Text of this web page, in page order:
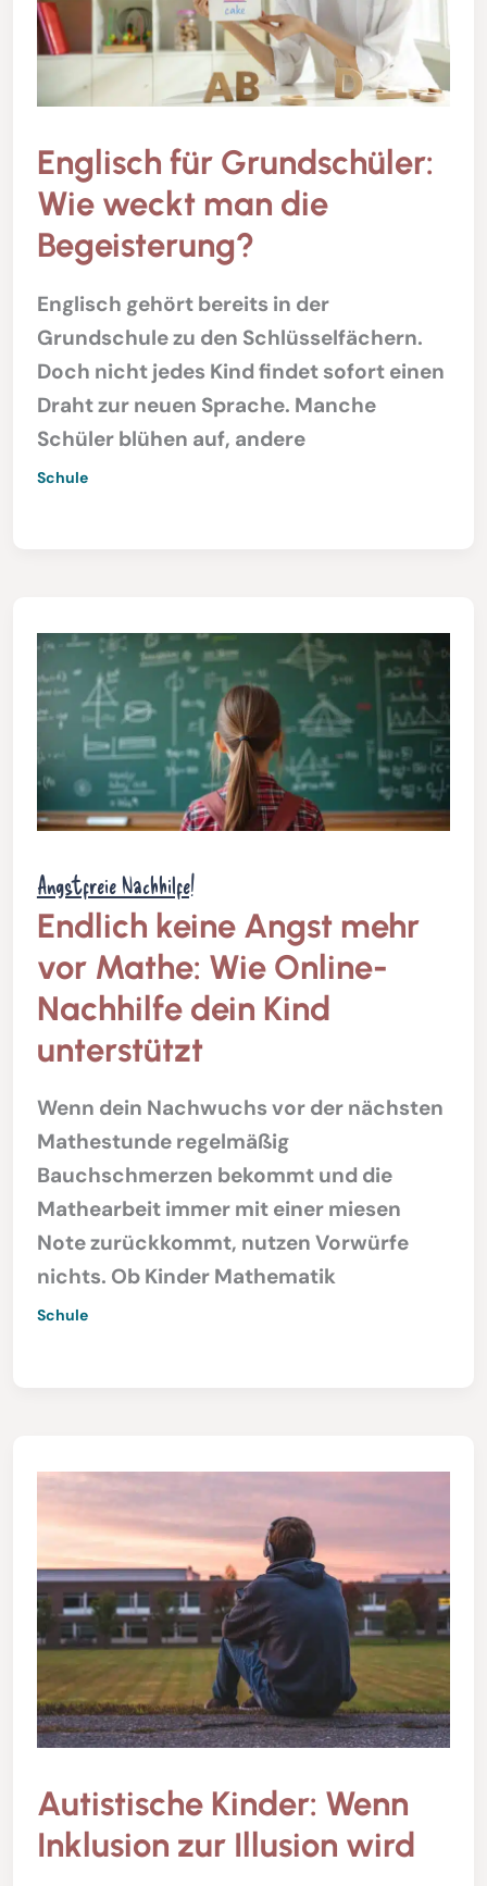
Englisch für Grundschüler:
Wie weckt man die
Begeisterung?
Englisch gehört bereits in der
Grundschule zu den Schlüsselfächern.
Doch nicht jedes Kind findet sofort einen
Draht zur neuen Sprache. Manche
Schüler blühen auf, andere
Schule
Angstfreie Nachhilfe!
Endlich keine Angst mehr
vor Mathe: Wie Online-
Nachhilfe dein Kind
unterstützt
Wenn dein Nachwuchs vor der nächsten
Mathestunde regelmäßig
Bauchschmerzen bekommt und die
Mathearbeit immer mit einer miesen
Note zurückkommt, nutzen Vorwürfe
nichts. Ob Kinder Mathematik
Schule
Autistische Kinder: Wenn
Inklusion zur Illusion wird